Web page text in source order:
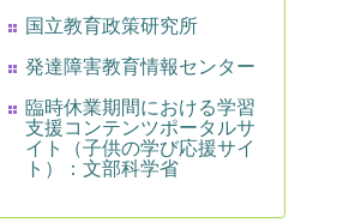
国立教育政策研究所
発達障害教育情報センター
臨時休業期間における学習
支援コンテンツポータルサ
イト（子供の学び応援サイ
ト）：文部科学省